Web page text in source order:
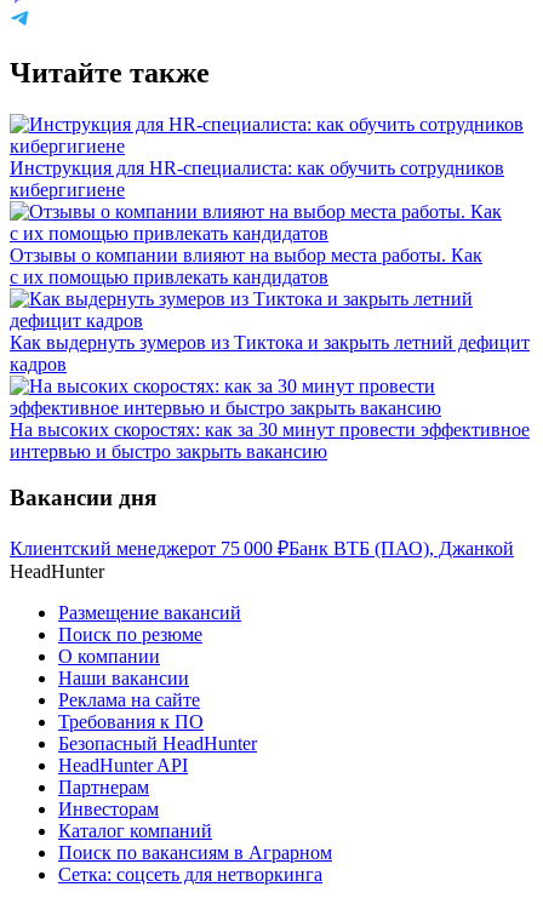
Читайте также
Инструкция для HR-специалиста: как обучить сотрудников
кибергигиене
Отзывы о компании влияют на выбор места работы. Как
с их помощью привлекать кандидатов
Как выдернуть зумеров из Тиктока и закрыть летний дефицит
кадров
На высоких скоростях: как за 30 минут провести эффективное
интервью и быстро закрыть вакансию
Вакансии дня
Клиентский менеджерот 75 000 ₽Банк ВТБ (ПАО), Джанкой
HeadHunter
Размещение вакансий
Поиск по резюме
О компании
Наши вакансии
Реклама на сайте
Требования к ПО
Безопасный HeadHunter
HeadHunter API
Партнерам
Инвесторам
Каталог компаний
Поиск по вакансиям в Аграрном
Сетка: соцсеть для нетворкинга